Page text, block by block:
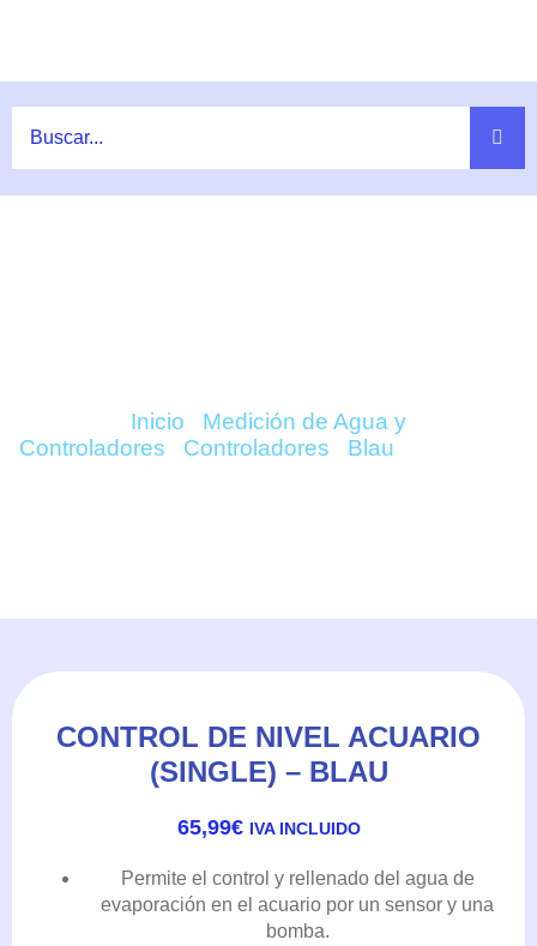
Inicio
Medición de Agua y
Controladores
Controladores Blau
CONTROL DE NIVEL ACUARIO
(SINGLE) – BLAU
65,99€ IVA INCLUIDO
Permite el control y rellenado del agua de
evaporación en el acuario por un sensor y una
bomba.